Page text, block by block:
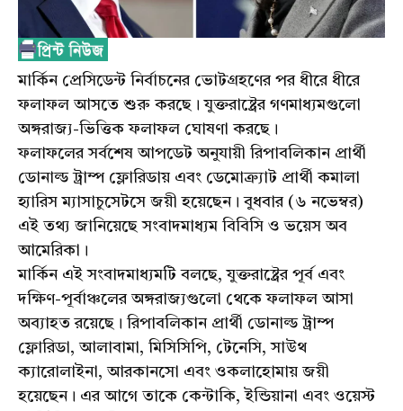
মার্কিন প্রেসিডেন্ট নির্বাচনের ভোটগ্রহণের পর ধীরে ধীরে
ফলাফল আসতে শুরু করছে। যুক্তরাষ্ট্রের গণমাধ্যমগুলো
অঙ্গরাজ্য-ভিত্তিক ফলাফল ঘোষণা করছে।
ফলাফলের সর্বশেষ আপডেট অনুযায়ী রিপাবলিকান প্রার্থী
ডোনাল্ড ট্রাম্প ফ্লোরিডায় এবং ডেমোক্র্যাট প্রার্থী কমালা
হ্যারিস ম্যাসাচুসেটসে জয়ী হয়েছেন। বুধবার (৬ নভেম্বর)
এই তথ্য জানিয়েছে সংবাদমাধ্যম বিবিসি ও ভয়েস অব
আমেরিকা।
মার্কিন এই সংবাদমাধ্যমটি বলছে, যুক্তরাষ্ট্রের পূর্ব এবং
দক্ষিণ-পূর্বাঞ্চলের অঙ্গরাজ্যগুলো থেকে ফলাফল আসা
অব্যাহত রয়েছে। রিপাবলিকান প্রার্থী ডোনাল্ড ট্রাম্প
ফ্লোরিডা, আলাবামা, মিসিসিপি, টেনেসি, সাউথ
ক্যারোলাইনা, আরকানসো এবং ওকলাহোমায় জয়ী
হয়েছেন। এর আগে তাকে কেন্টাকি, ইন্ডিয়ানা এবং ওয়েস্ট